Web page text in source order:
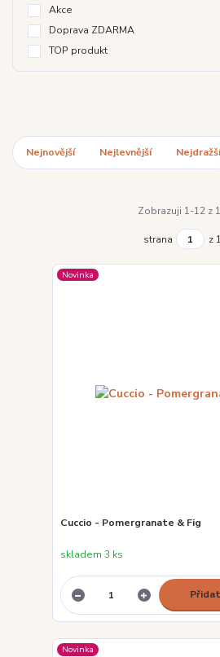
Akce
Doprava ZDARMA
TOP produkt
Nejnovější Nejlevnější
Zobrazuji 1-12 z
strana z 1
Novinka
Cuccio - Pomergranate & Fig
skladem 3 ks
Novinka